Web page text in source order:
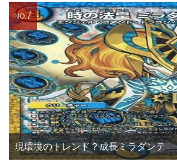
現環境のトレンド？成長ミラダンテ
NO. 7